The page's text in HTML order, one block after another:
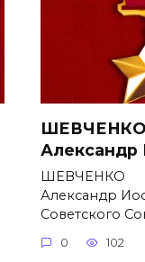
ШЕВЧЕНКО
Александр
ШЕВЧЕНКО
Александр
Советского
0 102